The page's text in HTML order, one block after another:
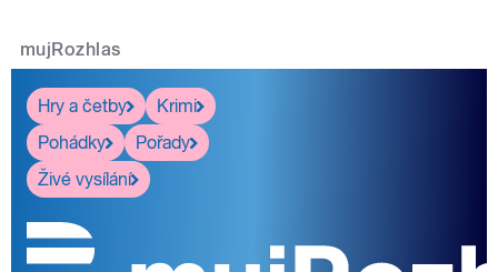
mujRozhlas
Hry a četby
Krimi
Pohádky
Pořady
Živé vysílání